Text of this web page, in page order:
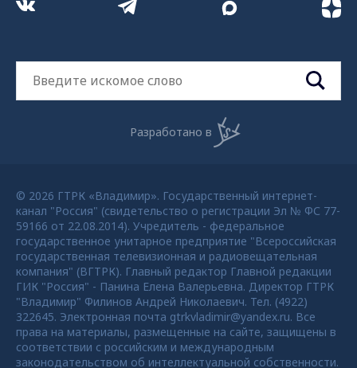
Разработано в
© 2026 ГТРК «Владимир». Государственный интернет-
канал "Россия" (свидетельство о регистрации Эл № ФС 77-
59166 от 22.08.2014). Учредитель - федеральное
государственное унитарное предприятие "Всероссийская
государственная телевизионная и радиовещательная
компания" (ВГТРК). Главный редактор Главной редакции
ГИК "Россия" - Панина Елена Валерьевна. Директор ГТРК
"Владимир" Филинов Андрей Николаевич. Тел. (4922)
322645. Электронная почта gtrkvladimir@yandex.ru. Все
права на материалы, размещенные на сайте, защищены в
соответствии с российским и международным
законодательством об интеллектуальной собственности.